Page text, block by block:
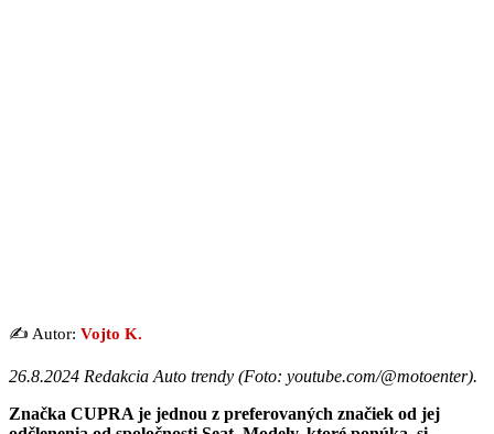
✍️ Autor: Vojto K.
26.8.2024 Redakcia Auto trendy (Foto: youtube.com/@motoenter).
Značka CUPRA je jednou z preferovaných značiek od jej